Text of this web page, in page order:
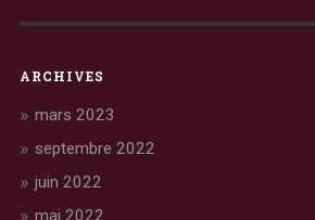
ARCHIVES
mars 2023
septembre 2022
juin 2022
mai 2022